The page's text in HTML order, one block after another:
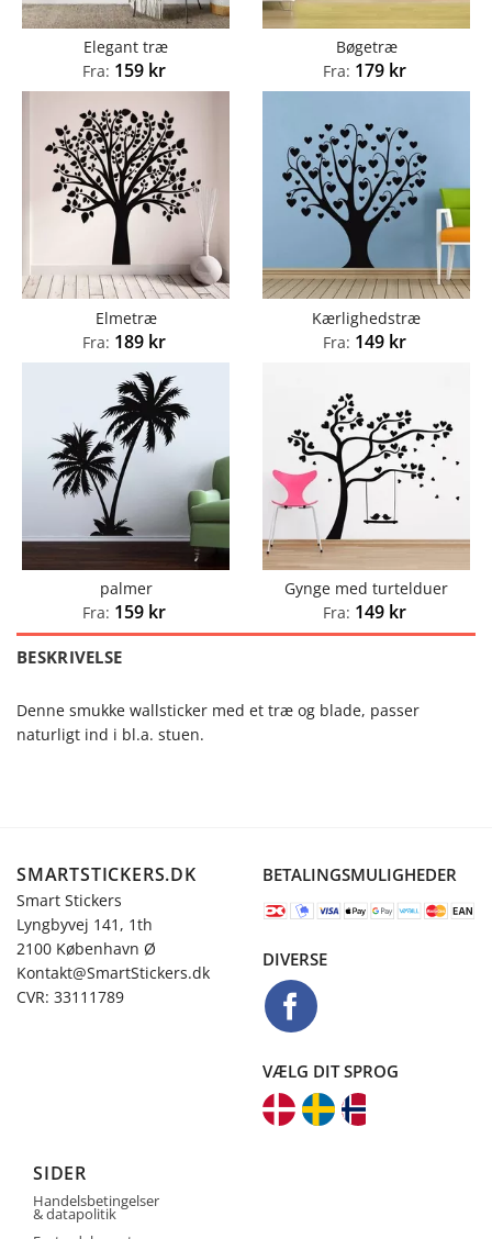
Elegant træ
Fra: 159 kr
Bøgetræ
Fra: 179 kr
Elmetræ
Fra: 189 kr
Kærlighedstræ
Fra: 149 kr
palmer
Fra: 159 kr
Gynge med turtelduer
Fra: 149 kr
BESKRIVELSE
Denne smukke wallsticker med et træ og blade, passer
naturligt ind i bl.a. stuen.
SMARTSTICKERS.DK
Smart Stickers
Lyngbyvej 141, 1th
2100 København Ø
Kontakt@SmartStickers.dk
CVR: 33111789
BETALINGSMULIGHEDER
DIVERSE
VÆLG DIT SPROG
SIDER
Handelsbetingelser
& datapolitik